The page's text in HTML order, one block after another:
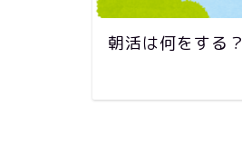
朝活は何をする？